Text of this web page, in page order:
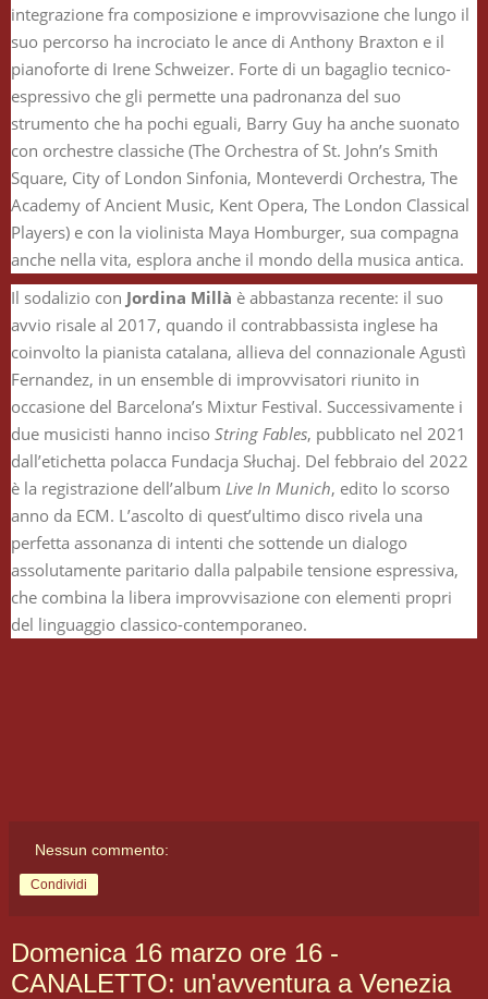
integrazione fra composizione e improvvisazione che lungo il
suo percorso ha incrociato le ance di Anthony Braxton e il
pianoforte di Irene Schweizer. Forte di un bagaglio tecnico-
espressivo che gli permette una padronanza del suo
strumento che ha pochi eguali, Barry Guy ha anche suonato
con orchestre classiche (The Orchestra of St. John’s Smith
Square, City of London Sinfonia, Monteverdi Orchestra, The
Academy of Ancient Music, Kent Opera, The London Classical
Players) e con la violinista Maya Homburger, sua compagna
anche nella vita, esplora anche il mondo della musica antica.
Il sodalizio con Jordina Millà è abbastanza recente: il suo
avvio risale al 2017, quando il contrabbassista inglese ha
coinvolto la pianista catalana, allieva del connazionale Agustì
Fernandez, in un ensemble di improvvisatori riunito in
occasione del Barcelona’s Mixtur Festival. Successivamente i
due musicisti hanno inciso String Fables, pubblicato nel 2021
dall’etichetta polacca Fundacja Słuchaj. Del febbraio del 2022
è la registrazione dell’album Live In Munich, edito lo scorso
anno da ECM. L’ascolto di quest’ultimo disco rivela una
perfetta assonanza di intenti che sottende un dialogo
assolutamente paritario dalla palpabile tensione espressiva,
che combina la libera improvvisazione con elementi propri
del linguaggio classico-contemporaneo.
Nessun commento:
Condividi
Domenica 16 marzo ore 16 -
CANALETTO: un'avventura a Venezia